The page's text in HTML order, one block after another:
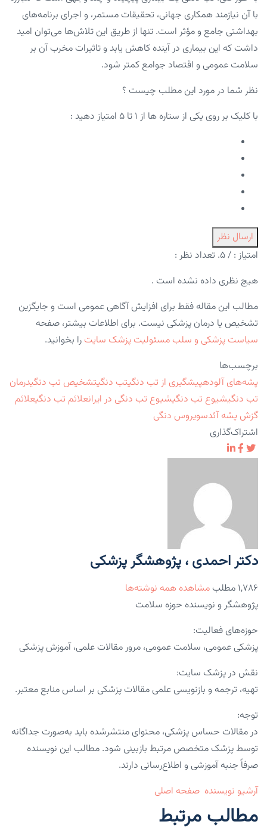
با آن نیازمند همکاری جهانی، تحقیقات مستمر، و اجرای برنامه‌های
بهداشتی جامع و مؤثر است. تنها از طریق این تلاش‌ها می‌توان امید
داشت که این بیماری در آینده کاهش یابد و تاثیرات مخرب آن بر
سلامت عمومی و اقتصاد جوامع کمتر شود.
نظر شما در مورد این مطلب چیست ؟
با کلیک بر روی یکی از ستاره ها از ۱ تا ۵ امتیاز دهید :
ارسال نظر
امتیاز : / ۵. تعداد نظر :
هیچ نظری داده نشده است .
مطالب این مقاله فقط برای افزایش آگاهی عمومی است و جایگزین
تشخیص یا درمان پزشکی نیست. برای اطلاعات بیشتر، صفحه
سیاست پزشکی و سلب مسئولیت پزشک سایت را بخوانید.
برچسب‌ها
پشه‌های آلودهپیشگیری از تب دنگیتب دنگیتشخیص تب دنگیدرمان
تب دنگیشیوع تب دنگیشیوع تب دنگی در ایرانعلائم تب دنگیعلائم
گزش پشه آئدسویروس دنگی
اشتراک‌گذاری
دکتر احمدی ، پژوهشگر پزشکی
۱,۷۸۶ مطلب
مشاهده همه نوشته‌ها
پژوهشگر و نویسنده حوزه سلامت
حوزه‌های فعالیت:
پزشکی عمومی، سلامت عمومی، مرور مقالات علمی، آموزش پزشکی
نقش در پزشک سایت:
تهیه، ترجمه و بازنویسی علمی مقالات پزشکی بر اساس منابع معتبر.
توجه:
در مقالات حساس پزشکی، محتوای منتشرشده باید به‌صورت جداگانه
توسط پزشک متخصص مرتبط بازبینی شود. مطالب این نویسنده
صرفاً جنبه آموزشی و اطلاع‌رسانی دارند.
آرشیو نویسنده صفحه اصلی
مطالب مرتبط